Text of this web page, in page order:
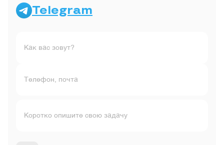
Telegram
Как вас зовут?
Телефон, почта
Коротко опишите свою задачу